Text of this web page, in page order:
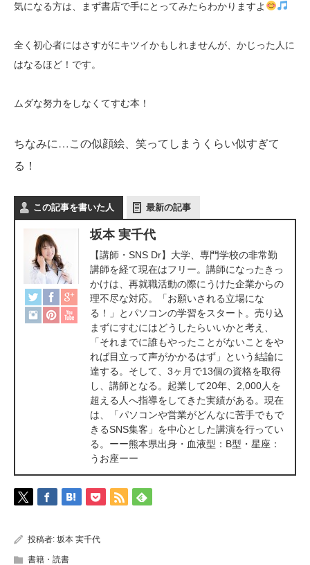
気になる方は、まず書店で手にとってみたらわかりますよ
全く初心者にはさすがにキツイかもしれませんが、かじった人に
はなるほど！です。
ムダな努力をしなくてすむ本！
ちなみに…この似顔絵、笑ってしまうくらい似すぎて
る！
この記事を書いた人 最新の記事
坂本 実千代
【講師・SNS Dr】大学、専門学校の非常勤
講師を経て現在はフリー。講師になったきっ
かけは、再就職活動の際にうけた企業からの
理不尽な対応。「お願いされる立場にな
る！」とパソコンの学習をスタート。売り込
まずにすむにはどうしたらいいかと考え、
「それまでに誰もやったことがないことをや
れば目立って声がかかるはず」という結論に
達する。そして、3ヶ月で13個の資格を取得
し、講師となる。起業して20年、2,000人を
超える人へ指導をしてきた実績がある。現在
は、「パソコンや営業がどんなに苦手でもで
きるSNS集客」を中心とした講演を行ってい
る。ーー熊本県出身・血液型：B型・星座：
うお座ーー
投稿者: 坂本 実千代
書籍・読書